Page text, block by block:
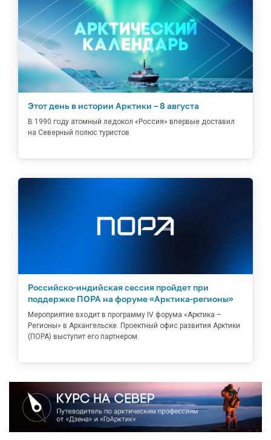
Этот день в истории Арктики – 8 августа
В 1990 году атомный ледокол «Россия» впервые доставил
на Северный полюс туристов
Российско-индийская сессия пройдет при
поддержке ПОРА на форуме «Арктика-регионы»
Мероприятие входит в программу IV форума «Арктика –
Регионы» в Архангельске. Проектный офис развития Арктики
(ПОРА) выступит его партнером.